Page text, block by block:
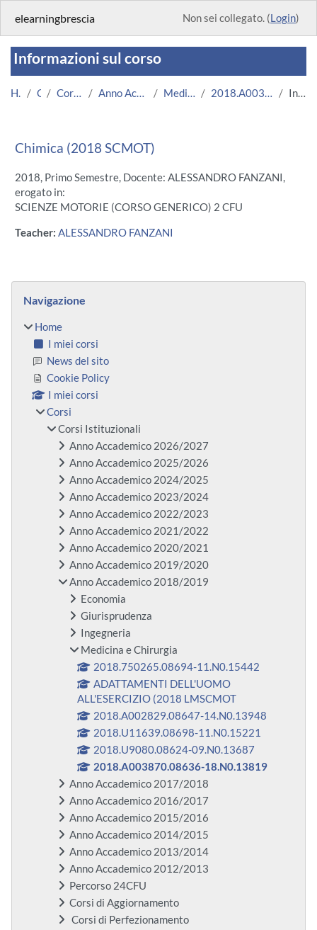
elearningbrescia Non sei collegato. (Login)
Informazioni sul corso
Home Corsi Corsi Istituzionali Anno Accademico 2018/2019 Medicina e Chirurgia 2018.A003870.08636-18.N0.13819 Introduzione
Chimica (2018 SCMOT)
2018, Primo Semestre, Docente: ALESSANDRO FANZANI,
erogato in:
SCIENZE MOTORIE (CORSO GENERICO) 2 CFU
Teacher: ALESSANDRO FANZANI
Blocchi
Navigazione
Home
I miei corsi
News del sito
Cookie Policy
I miei corsi
Corsi
Corsi Istituzionali
Anno Accademico 2026/2027
Anno Accademico 2025/2026
Anno Accademico 2024/2025
Anno Accademico 2023/2024
Anno Accademico 2022/2023
Anno Accademico 2021/2022
Anno Accademico 2020/2021
Anno Accademico 2019/2020
Anno Accademico 2018/2019
Economia
Giurisprudenza
Ingegneria
Medicina e Chirurgia
2018.750265.08694-11.N0.15442
ADATTAMENTI DELL'UOMO
ALL'ESERCIZIO (2018 LMSCMOT
2018.A002829.08647-14.N0.13948
2018.U11639.08698-11.N0.15221
2018.U9080.08624-09.N0.13687
2018.A003870.08636-18.N0.13819
Anno Accademico 2017/2018
Anno Accademico 2016/2017
Anno Accademico 2015/2016
Anno Accademico 2014/2015
Anno Accademico 2013/2014
Anno Accademico 2012/2013
Percorso 24CFU
Corsi di Aggiornamento
Corsi di Perfezionamento